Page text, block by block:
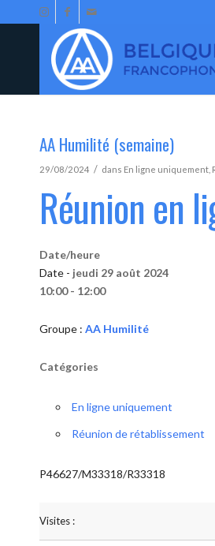
AA Humilité (semaine)
29/08/2024 / dans En ligne uniquement
Réunion en
Date/heure
Date - jeudi 29 août 2024
10:00 - 12:00
Groupe : AA Humilité
Catégories
En ligne uniquement
Réunion de rétablissement
P46627/M33318/R33318
Visites :